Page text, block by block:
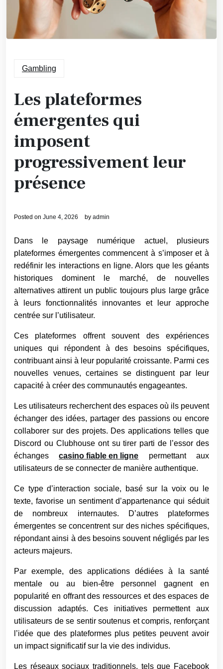
Gambling
Les plateformes
émergentes qui
imposent
progressivement leur
présence
Posted on June 4, 2026 by admin
Dans le paysage numérique actuel, plusieurs
plateformes émergentes commencent à s’imposer et à
redéfinir les interactions en ligne. Alors que les géants
historiques dominent le marché, de nouvelles
alternatives attirent un public toujours plus large grâce
à leurs fonctionnalités innovantes et leur approche
centrée sur l’utilisateur.
Ces plateformes offrent souvent des expériences
uniques qui répondent à des besoins spécifiques,
contribuant ainsi à leur popularité croissante. Parmi ces
nouvelles venues, certaines se distinguent par leur
capacité à créer des communautés engageantes.
Les utilisateurs recherchent des espaces où ils peuvent
échanger des idées, partager des passions ou encore
collaborer sur des projets. Des applications telles que
Discord ou Clubhouse ont su tirer parti de l’essor des
échangescasino fiable en ligne permettant aux
utilisateurs de se connecter de manière authentique.
Ce type d’interaction sociale, basé sur la voix ou le
texte, favorise un sentiment d’appartenance qui séduit
de nombreux internautes. D’autres plateformes
émergentes se concentrent sur des niches spécifiques,
répondant ainsi à des besoins souvent négligés par les
acteurs majeurs.
Par exemple, des applications dédiées à la santé
mentale ou au bien-être personnel gagnent en
popularité en offrant des ressources et des espaces de
discussion adaptés. Ces initiatives permettent aux
utilisateurs de se sentir soutenus et compris, renforçant
l’idée que des plateformes plus petites peuvent avoir
un impact significatif sur la vie des individus.
Les réseaux sociaux traditionnels, tels que Facebook